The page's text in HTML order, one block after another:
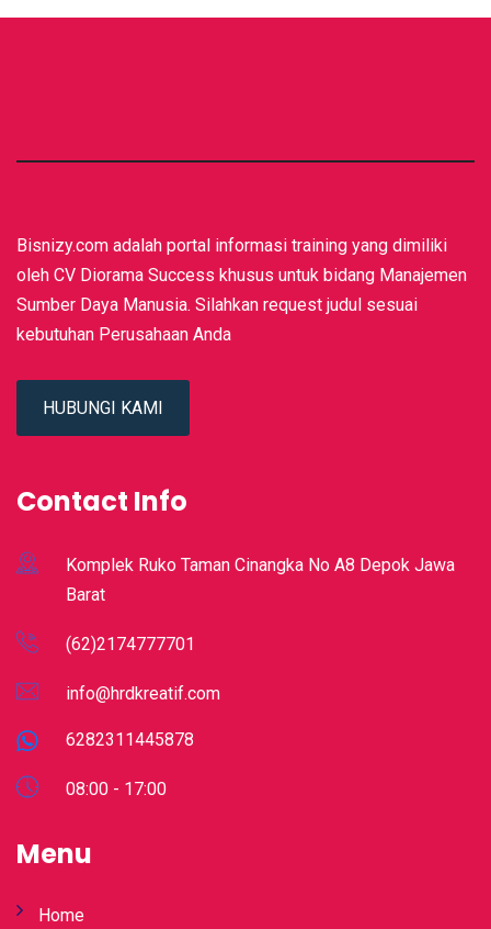
Bisnizy.com adalah portal informasi training yang dimiliki
oleh CV Diorama Success khusus untuk bidang Manajemen
Sumber Daya Manusia. Silahkan request judul sesuai
kebutuhan Perusahaan Anda
HUBUNGI KAMI
Contact Info
Komplek Ruko Taman Cinangka No A8 Depok Jawa
Barat
(62)2174777701
info@hrdkreatif.com
6282311445878
08:00 - 17:00
Menu
Home